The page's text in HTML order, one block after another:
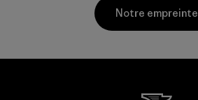
Notre empreinte